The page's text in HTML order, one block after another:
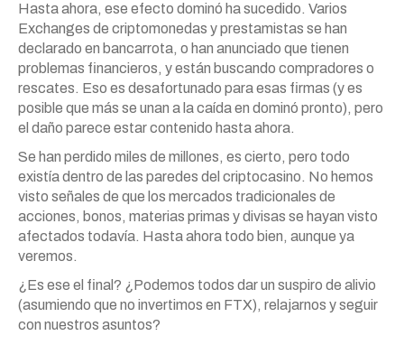
Hasta ahora, ese efecto dominó ha sucedido. Varios
Exchanges de criptomonedas y prestamistas se han
declarado en bancarrota, o han anunciado que tienen
problemas financieros, y están buscando compradores o
rescates. Eso es desafortunado para esas firmas (y es
posible que más se unan a la caída en dominó pronto), pero
el daño parece estar contenido hasta ahora.
Se han perdido miles de millones, es cierto, pero todo
existía dentro de las paredes del criptocasino. No hemos
visto señales de que los mercados tradicionales de
acciones, bonos, materias primas y divisas se hayan visto
afectados todavía. Hasta ahora todo bien, aunque ya
veremos.
¿Es ese el final? ¿Podemos todos dar un suspiro de alivio
(asumiendo que no invertimos en FTX), relajarnos y seguir
con nuestros asuntos?